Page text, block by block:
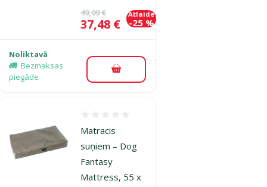
Oriģinālā cena
49,99 €
Cena
37,48 €
Atlaide
-25 %
Noliktavā
Bezmaksas
piegāde
Pievienot grozam
Matracis
suņiem – Dog
Fantasy
Mattress, 55 x